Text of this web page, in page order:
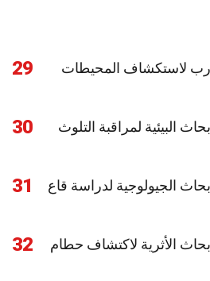
29
لاستكشاف المحيطات
30
البيئية لمراقبة التلوث
31
الجيولوجية لدراسة قاع
32
الأثرية لاكتشاف حطام